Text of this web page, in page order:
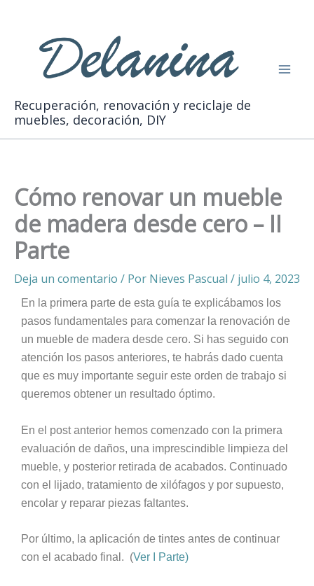
contenido
Recuperación, renovación y reciclaje de
muebles, decoración, DIY
Cómo renovar un mueble
de madera desde cero – II
Parte
Deja un comentario / Por Nieves Pascual / julio 4, 2023
En la primera parte de esta guía te explicábamos los
pasos fundamentales para comenzar la renovación de
un mueble de madera desde cero. Si has seguido con
atención los pasos anteriores, te habrás dado cuenta
que es muy importante seguir este orden de trabajo si
queremos obtener un resultado óptimo.
En el post anterior hemos comenzado con la primera
evaluación de daños, una imprescindible limpieza del
mueble, y posterior retirada de acabados. Continuado
con el lijado, tratamiento de xilófagos y por supuesto,
encolar y reparar piezas faltantes.
Por último, la aplicación de tintes antes de continuar
con el acabado final. (Ver I Parte)